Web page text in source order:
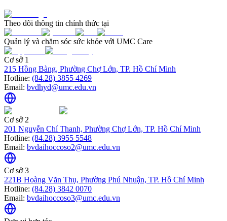
Theo dõi thông tin chính thức tại
Quản lý và chăm sóc sức khỏe với UMC Care
Cơ sở 1
215 Hồng Bàng, Phường Chợ Lớn, TP. Hồ Chí Minh
Hotline: (84.28) 3855 4269
Email: bvdhyd@umc.edu.vn
Cơ sở 2
201 Nguyễn Chí Thanh, Phường Chợ Lớn, TP. Hồ Chí Minh
Hotline: (84.28) 3955 5548
Email: bvdaihoccoso2@umc.edu.vn
Cơ sở 3
221B Hoàng Văn Thụ, Phường Phú Nhuận, TP. Hồ Chí Minh
Hotline: (84.28) 3842 0070
Email: bvdaihoccoso3@umc.edu.vn